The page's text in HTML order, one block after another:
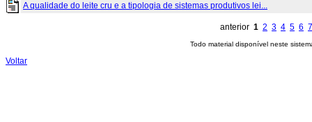
A qualidade do leite cru e a tipologia de sistemas produtivos lei...
anterior 1 2 3 4 5 6 7
Todo material disponível neste
Voltar